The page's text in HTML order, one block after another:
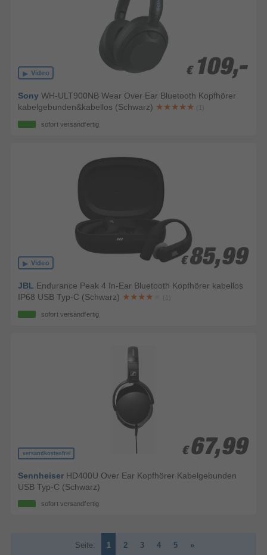
Video € 109,-
€ 109,-
Sony WH-ULT900NB Wear Over Ear Bluetooth Kopfhörer
kabelgebunden&kabellos (Schwarz)
(1)
sofort versandfertig
Video € 85,99
€ 85,99
JBL Endurance Peak 4 In-Ear Bluetooth Kopfhörer kabellos
IP68 USB Typ-C (Schwarz)
(1)
sofort versandfertig
versandkostenfrei € 67,99
€ 67,99
Sennheiser HD400U Over Ear Kopfhörer Kabelgebunden
USB Typ-C (Schwarz)
sofort versandfertig
Seite: 1 2 3 4 5 »